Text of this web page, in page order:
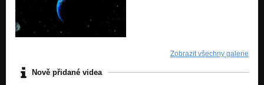
Zobrazit všechny galerie
Nově přidané videa